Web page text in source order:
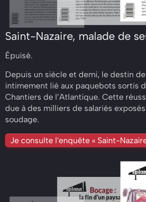
Saint-Nazaire, malade de
Épuisé.
Depuis un siècle et demi, le destin
intimement lié aux paquebots sortis
Chantiers de l’Atlantique. Cette
due à des milliers de salariés
soudage.
Je consulte l'enquête « Saint-